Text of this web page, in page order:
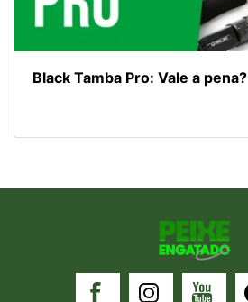
Black Tamba Pro: Vale a pena?